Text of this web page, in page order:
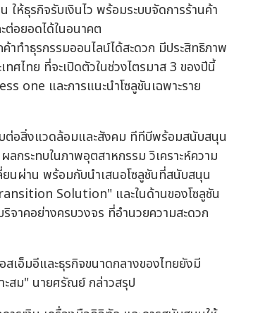
ห้ธุรกิจรับเงินไว พร้อมระบบจัดการร้านค้า
ต่อยอดได้ในอนาคต
ทำธุรกรรมออนไลน์ได้สะดวก มีประสิทธิภาพ
ศไทย ที่จะเปิดตัวในช่วงไตรมาส 3 ของปีนี้
one และการแนะนำโซลูชันเฉพาะราย
ต่อสิ่งแวดล้อมและสังคม ทีทีบีพร้อมสนับสนุน
กระทบในภาพอุตสาหกรรม วิเคราะห์ความ
ยนผ่าน พร้อมกับนำเสนอโซลูชันที่สนับสนุน
Solution" และในด้านของโซลูชัน
าคอย่างครบวงจร ที่อำนวยความสะดวก
เอ็มอีและธุรกิจขนาดกลางของไทยยังมี
ะสม" นายศรัณย์ กล่าวสรุป